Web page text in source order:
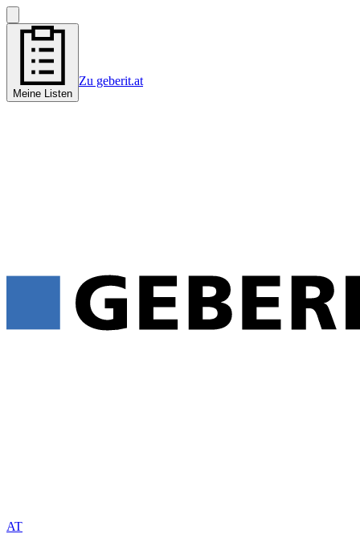
Meine Listen
Zu geberit.at
AT